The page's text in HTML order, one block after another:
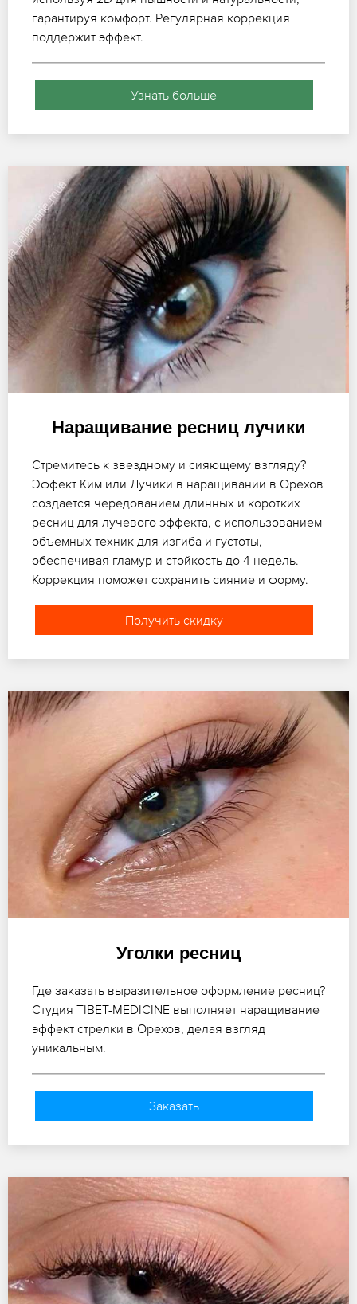
гарантируя комфорт. Регулярная коррекция
поддержит эффект.
Узнать больше
Наращивание ресниц лучики
Стремитесь к звездному и сияющему взгляду?
Эффект Ким или Лучики в наращивании в Орехов
создается чередованием длинных и коротких
ресниц для лучевого эффекта, с использованием
объемных техник для изгиба и густоты,
обеспечивая гламур и стойкость до 4 недель.
Коррекция поможет сохранить сияние и форму.
Получить скидку
Уголки ресниц
Где заказать выразительное оформление ресниц?
Студия TIBET-MEDICINE выполняет наращивание
эффект стрелки в Орехов, делая взгляд
уникальным.
Заказать